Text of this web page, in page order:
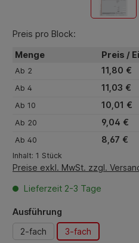
Preis pro Block:
Menge Preis /
Ab 2 11,80 €
Ab 4 11,03 €
Ab 10 10,01 €
Ab 20 9,04 €
Ab 40 8,67 €
Inhalt: 1 Stück
Preise exkl. MwSt. zzgl.
Lieferzeit 2-3 Tage
Ausführung
2-fach
3-fach